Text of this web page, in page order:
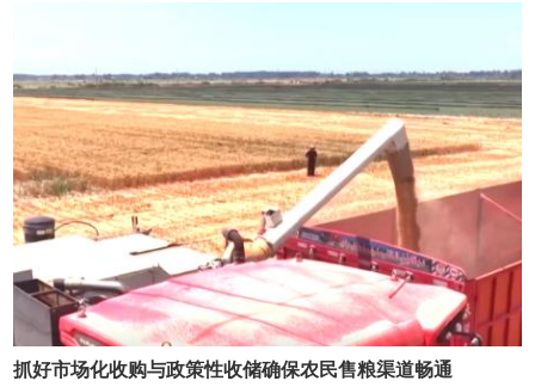
抓好市场化收购与政策性收储确保农民售粮渠道畅通